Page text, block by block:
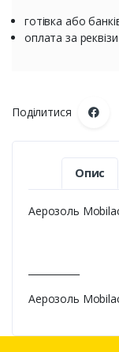
готівка або
оплата за
Поділитися
Опис
Аерозоль
Аерозоль